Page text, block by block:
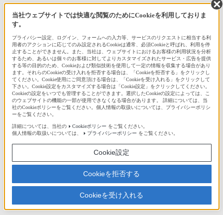
当社ウェブサイトでは快適な閲覧のためにCookieを利用しておりま
す。
プライバシー設定、ログイン、フォームへの入力等、サービスのリクエストに相当する利
用者のアクションに応じてのみ設定されるCookieは通常、必須Cookieと呼ばれ、利用を停
止することができません。また、当社は、ウェブサイトにおけるお客様の利用状況を分析
するため、あるいは個々のお客様に対してよりカスタマイズされたサービス・広告を提供
する等の目的のため、Cookieおよび類似技術を使用して一定の情報を収集する場合があり
ます。それらのCookieの受け入れを拒否する場合は、「Cookieを拒否する」をクリックし
てください。Cookie使用にご同意頂ける場合は、「Cookieを受け入れる」をクリックして
下さい。Cookie設定をカスタマイズする場合は「Cookie設定」をクリックしてください。
Cookieの設定をいつでも管理することができます。選択したCookieの設定によっては、こ
のウェブサイトの機能の一部が使用できなくなる場合があります。 詳細については、当
社のCookieポリシーをご覧ください。個人情報の取扱いについては、プライバシーポリシ
ーをご覧ください。
詳細については、当社の Cookieポリシー をご覧ください。
個人情報の取扱いについては、
プライバシーポリシー をご覧ください。
Cookie設定
Cookieを拒否する
Cookieを受け入れる